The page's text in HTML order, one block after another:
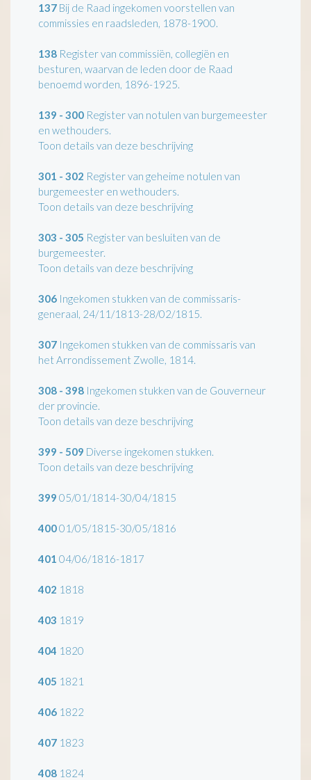
137 Bij de Raad ingekomen voorstellen van
commissies en raadsleden, 1878-1900.
138 Register van commissiën, collegiën en
besturen, waarvan de leden door de Raad
benoemd worden, 1896-1925.
139 - 300 Register van notulen van burgemeester
en wethouders.
Toon details van deze beschrijving
301 - 302 Register van geheime notulen van
burgemeester en wethouders.
Toon details van deze beschrijving
303 - 305 Register van besluiten van de
burgemeester.
Toon details van deze beschrijving
306 Ingekomen stukken van de commissaris-
generaal, 24/11/1813-28/02/1815.
307 Ingekomen stukken van de commissaris van
het Arrondissement Zwolle, 1814.
308 - 398 Ingekomen stukken van de Gouverneur
der provincie.
Toon details van deze beschrijving
399 - 509 Diverse ingekomen stukken.
Toon details van deze beschrijving
399 05/01/1814-30/04/1815
40001/05/1815-30/05/1816
401 04/06/1816-1817
402 1818
403 1819
404 1820
405 1821
406 1822
407 1823
408 1824